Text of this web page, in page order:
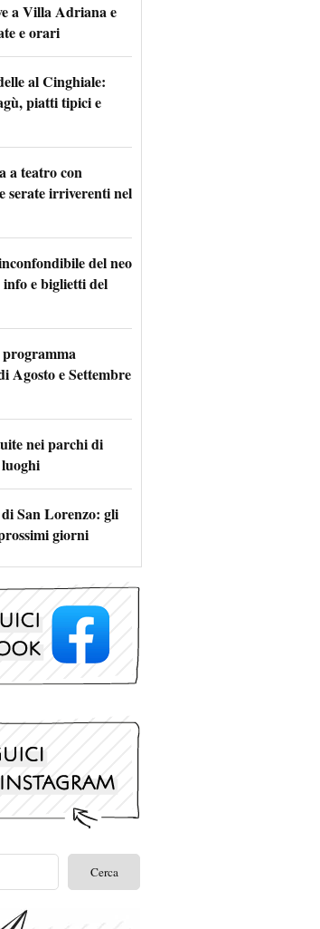
a Villa Adriana e
e orari
al Cinghiale:
piatti tipici e
a teatro con
serate irriverenti nel
del neo
e biglietti del
Agosto e Settembre
nei parchi di
San Lorenzo: gli
giorni